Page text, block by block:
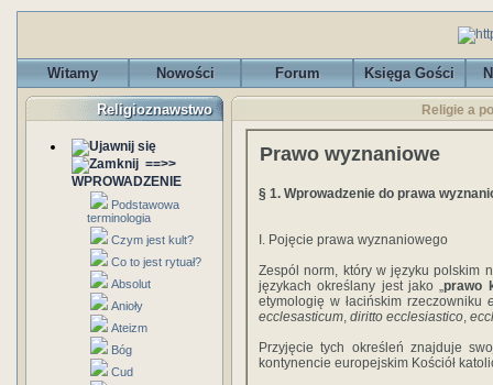
Witamy Nowości Forum Księga Gości
Religioznawstwo
==>>
WPROWADZENIE
Podstawowa
terminologia
Czym jest kult?
Co to jest rytuał?
Absolut
Anioły
Ateizm
Bóg
Cud
Religie a
Prawo wyznaniowe
§ 1. Wprowadzenie do prawa
I. Pojęcie prawa wyznaniowego
Zespól norm, który w języku polskim
językach określany jest jako „prawo
etymologię w łacińskim rzeczowniku
ecclesasticum, diritto ecclesiastico,
Przyjęcie tych określeń znajduje
kontynencie europejskim Kościół